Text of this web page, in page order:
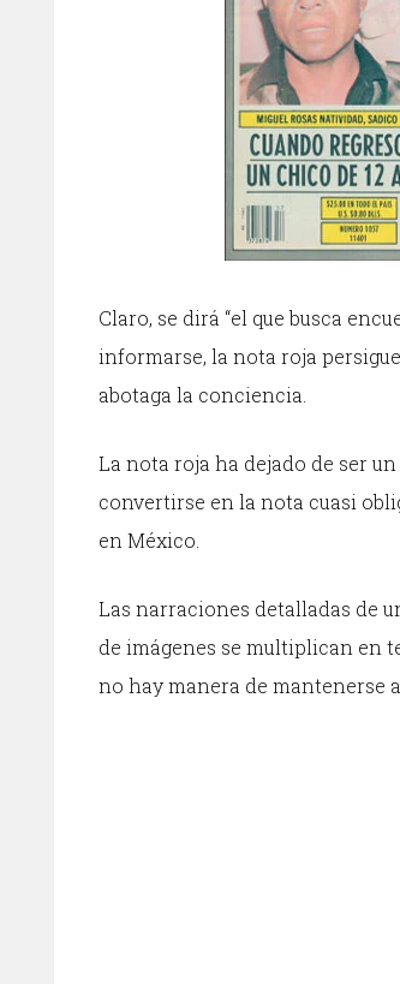
Claro, se dirá “el que busca
informarse, la nota roja
abotaga la conciencia.
La nota roja ha dejado de ser
convertirse en la nota cuasi
en México.
Las narraciones detalladas de
de imágenes se multiplican en
no hay manera de mantenerse